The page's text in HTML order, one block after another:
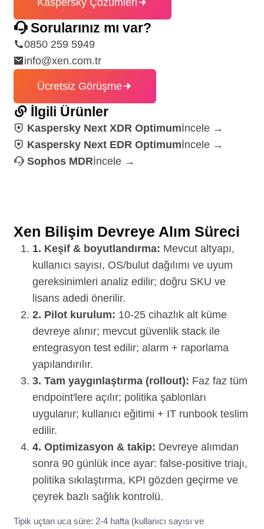
Kaspersky Çözümleri
Sorularınız mı var?
0850 259 5949
info@xen.com.tr
Ücretsiz Görüşme
İlgili Ürünler
Kaspersky Next XDR Optimumİncele →
Kaspersky Next EDR Optimumİncele →
Sophos MDRİncele →
Xen Bilişim Devreye Alım Süreci
1. Keşif & boyutlandırma: Mevcut altyapı,
kullanıcı sayısı, OS/bulut dağılımı ve uyum
gereksinimleri analiz edilir; doğru SKU ve
lisans adedi önerilir.
2. Pilot kurulum: 10-25 cihazlık alt küme
devreye alınır; mevcut güvenlik stack ile
entegrasyon test edilir; alarm + raporlama
yapılandırılır.
3. Tam yaygınlaştırma (rollout): Faz faz tüm
endpoint'lere açılır; politika şablonları
uygulanır; kullanıcı eğitimi + IT runbook teslim
edilir.
4. Optimizasyon & takip: Devreye alımdan
sonra 90 günlük ince ayar: false-positive triajı,
politika sıkılaştırma, KPI gözden geçirme ve
çeyrek bazlı sağlık kontrolü.
Tipik uçtan uca süre: 2-4 hafta (kullanıcı sayısı ve